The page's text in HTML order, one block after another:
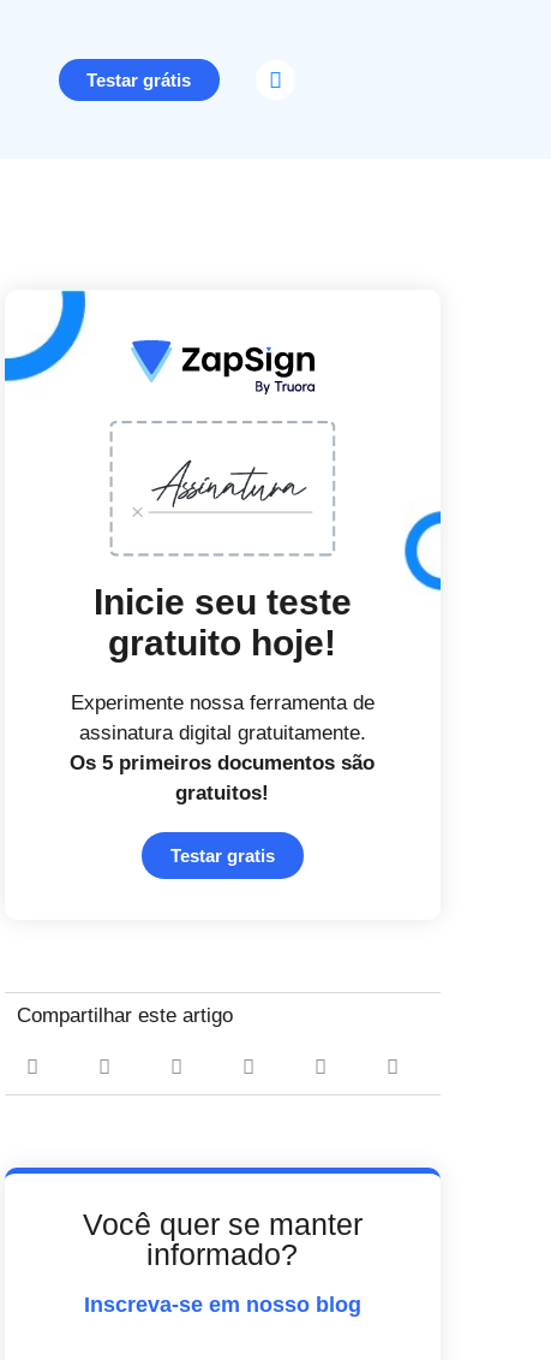
Testar grátis
Inicie seu teste
gratuito hoje!
Experimente nossa ferramenta de
assinatura digital gratuitamente.
Os 5 primeiros documentos são
gratuitos!
Testar gratis
Compartilhar este artigo
Você quer se manter
informado?
Inscreva-se em nosso blog